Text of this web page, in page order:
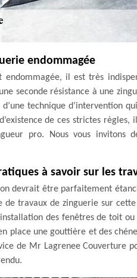
endommagée
endommagée, il est très
seconde résistance à une
d’une technique d’intervention
de ces strictes
pro. Nous vous invitons
à savoir sur les
devrait être parfaitement
de travaux de zinguerie sur
des fenêtres de toit
place une gouttière et des
de Mr Lagrenee Couverture